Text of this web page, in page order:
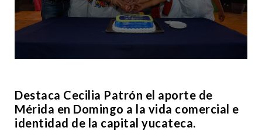
Destaca Cecilia Patrón el aporte de
Mérida en Domingo a la vida comercial e
identidad de la capital yucateca.